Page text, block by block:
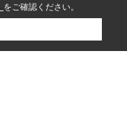
をご確認ください。